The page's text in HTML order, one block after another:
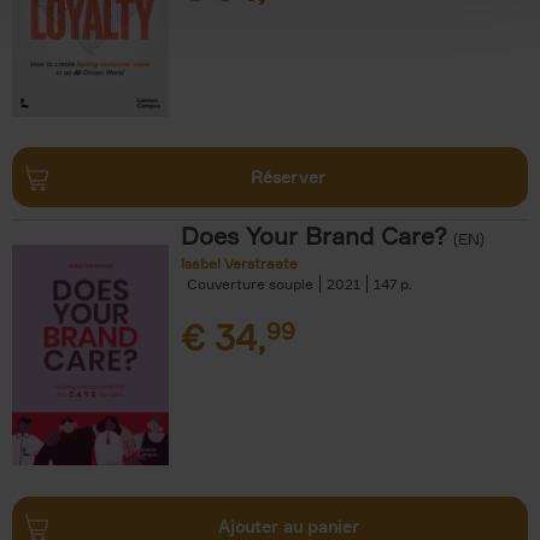
Réserver
Does Your Brand Care? (EN)
Isabel Verstraete
Couverture souple
2021 147
€ 34,99
Ajouter au panier